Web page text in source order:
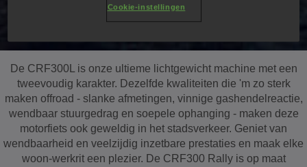
De CRF300L is onze ultieme lichtgewicht machine met een
tweevoudig karakter. Dezelfde kwaliteiten die 'm zo sterk
maken offroad - slanke afmetingen, vinnige gashendelreactie,
wendbaar stuurgedrag en soepele ophanging - maken deze
motorfiets ook geweldig in het stadsverkeer. Geniet van
wendbaarheid en veelzijdig inzetbare prestaties en maak elke
woon-werkrit een plezier. De CRF300 Rally is op maat
Cookie-instellingen